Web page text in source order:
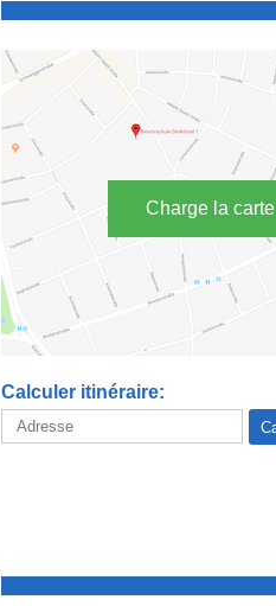
Charge la carte
Calculer itinéraire: